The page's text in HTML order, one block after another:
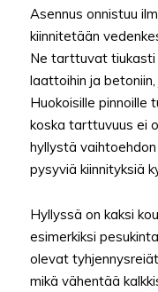
Asennus onnistuu
kiinnitetään
Ne tarttuvat tiukasti
laattoihin ja
Huokoisille pinnoille
koska tarttuvuus ei
hyllystä
pysyviä kiinnityksiä
Hyllyssä on kaksi
esimerkiksi
olevat
mikä vähentää